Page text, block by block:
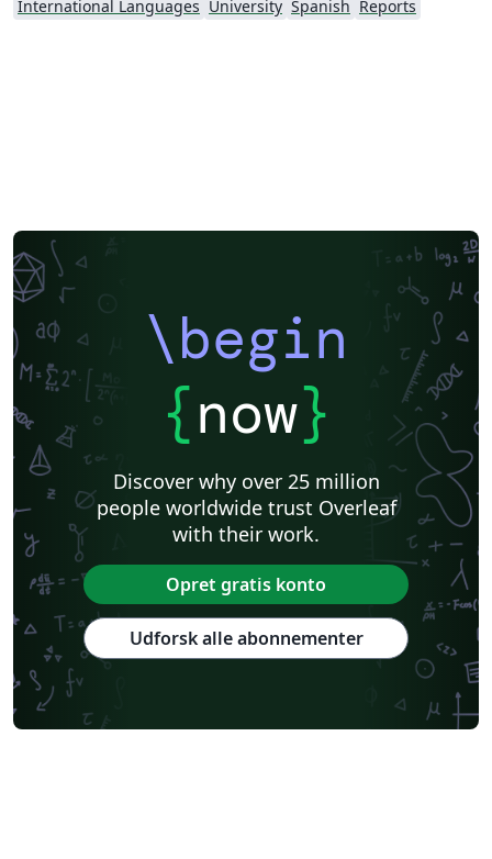
International Languages University Spanish Reports
\begin
{now}
Discover why over 25 million
people worldwide trust Overleaf
with their work.
Opret gratis konto
Udforsk alle abonnementer